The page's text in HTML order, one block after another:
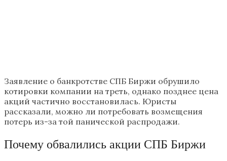
Заявление о банкротстве СПБ Биржи обрушило
котировки компании на треть, однако позднее цена
акций частично восстановилась. Юристы
рассказали, можно ли потребовать возмещения
потерь из-за той панической распродажи.
Почему обвалились акции СПБ Биржи